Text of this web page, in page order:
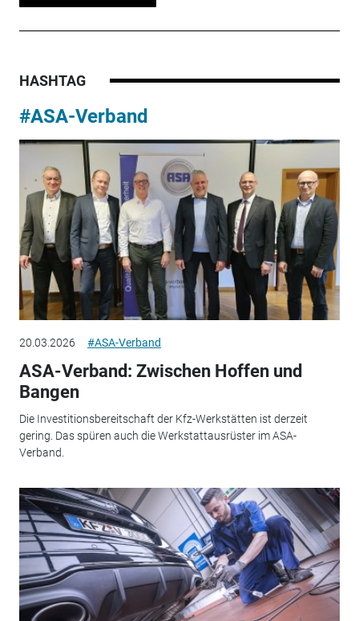
HASHTAG
#ASA-Verband
20.03.2026 #ASA-Verband
ASA-Verband: Zwischen Hoffen und
Bangen
Die Investitionsbereitschaft der Kfz-Werkstätten ist derzeit
gering. Das spüren auch die Werkstattausrüster im ASA-
Verband.